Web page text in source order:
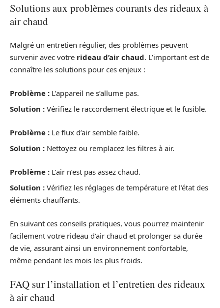
Solutions aux problèmes courants des rideaux à
air chaud
Malgré un entretien régulier, des problèmes peuvent
survenir avec votre rideau d’air chaud. L’important est de
connaître les solutions pour ces enjeux :
Problème : L’appareil ne s’allume pas.
Solution : Vérifiez le raccordement électrique et le fusible.
Problème : Le flux d’air semble faible.
Solution : Nettoyez ou remplacez les filtres à air.
Problème : L’air n’est pas assez chaud.
Solution : Vérifiez les réglages de température et l’état des
éléments chauffants.
En suivant ces conseils pratiques, vous pourrez maintenir
facilement votre rideau d’air chaud et prolonger sa durée
de vie, assurant ainsi un environnement confortable,
même pendant les mois les plus froids.
FAQ sur l’installation et l’entretien des rideaux
à air chaud